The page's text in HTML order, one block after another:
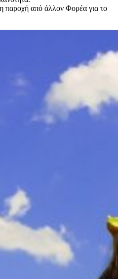
παροχή από άλλον Φορέα για το